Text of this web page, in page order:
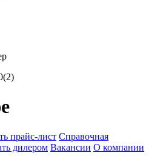
прайс-лист Справочная
дилером Вакансии О компании